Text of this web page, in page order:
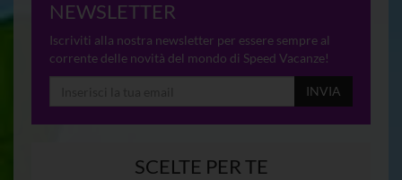
NEWSLETTER
Iscriviti alla nostra newsletter per essere sempre al
corrente delle novità del mondo di Speed Vacanze!
INVIA
SCELTE PER TE